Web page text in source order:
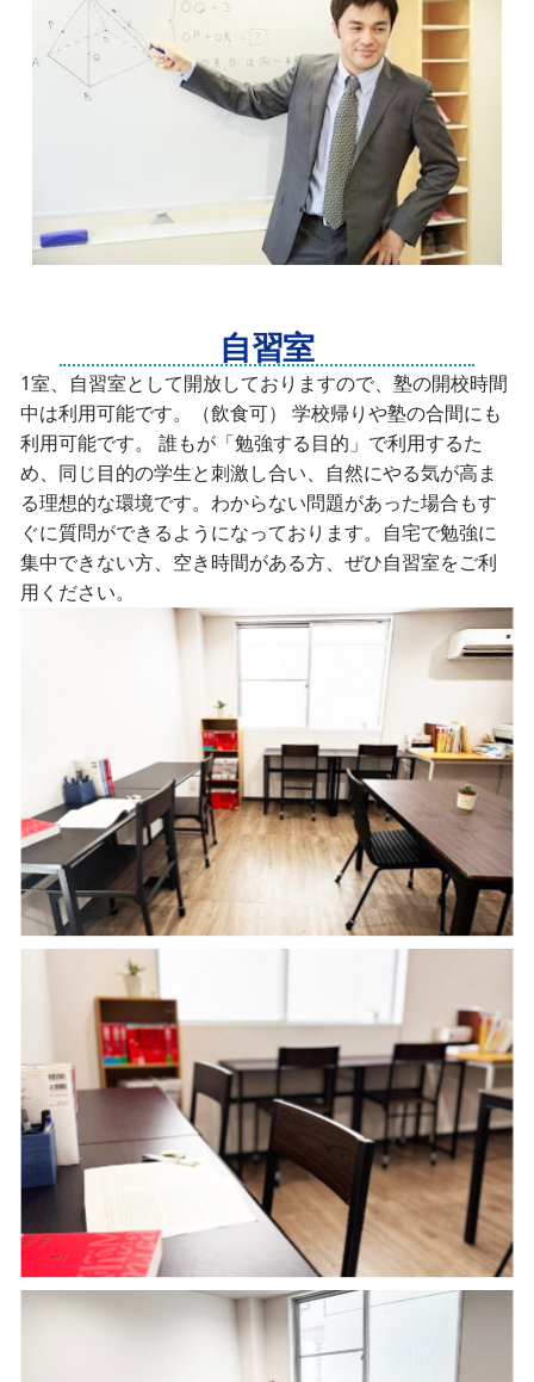
自習室
1室、自習室として開放しておりますので、塾の開校時間
中は利用可能です。（飲食可） 学校帰りや塾の合間にも
利用可能です。 誰もが「勉強する目的」で利用するた
め、同じ目的の学生と刺激し合い、自然にやる気が高ま
る理想的な環境です。わからない問題があった場合もす
ぐに質問ができるようになっております。自宅で勉強に
集中できない方、空き時間がある方、ぜひ自習室をご利
用ください。